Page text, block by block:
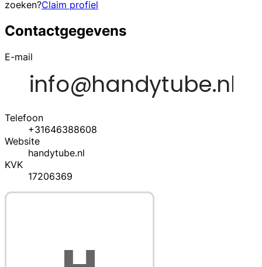
zoeken?Claim profiel
Contactgegevens
E-mail
Telefoon
+31646388608
Website
handytube.nl
KVK
17206369